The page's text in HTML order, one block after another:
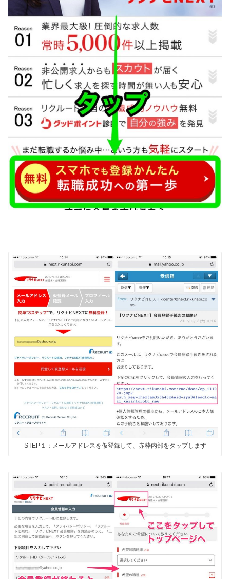
STEP１：メールアドレスを仮登録して、赤枠内部をタップします